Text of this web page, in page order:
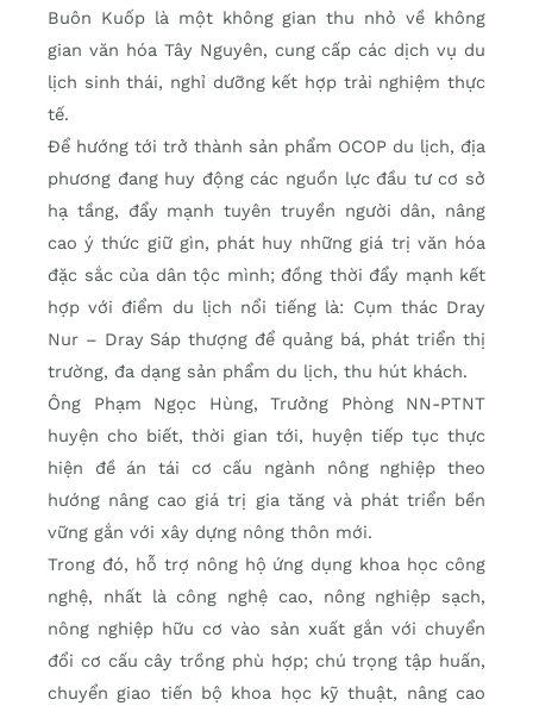
Buôn Kuốp là một không gian thu nhỏ về không
gian văn hóa Tây Nguyên, cung cấp các dịch vụ du
lịch sinh thái, nghỉ dưỡng kết hợp trải nghiệm thực
tế.
Để hướng tới trở thành sản phẩm OCOP du lịch, địa
phương đang huy động các nguồn lực đầu tư cơ sở
hạ tầng, đẩy mạnh tuyên truyền người dân, nâng
cao ý thức giữ gìn, phát huy những giá trị văn hóa
đặc sắc của dân tộc mình; đồng thời đẩy mạnh kết
hợp với điểm du lịch nổi tiếng là: Cụm thác Dray
Nur – Dray Sáp thượng để quảng bá, phát triển thị
trường, đa dạng sản phẩm du lịch, thu hút khách.
Ông Phạm Ngọc Hùng, Trưởng Phòng NN-PTNT
huyện cho biết, thời gian tới, huyện tiếp tục thực
hiện đề án tái cơ cấu ngành nông nghiệp theo
hướng nâng cao giá trị gia tăng và phát triển bền
vững gắn với xây dựng nông thôn mới.
Trong đó, hỗ trợ nông hộ ứng dụng khoa học công
nghệ, nhất là công nghệ cao, nông nghiệp sạch,
nông nghiệp hữu cơ vào sản xuất gắn với chuyển
đổi cơ cấu cây trồng phù hợp; chú trọng tập huấn,
chuyển giao tiến bộ khoa học kỹ thuật, nâng cao